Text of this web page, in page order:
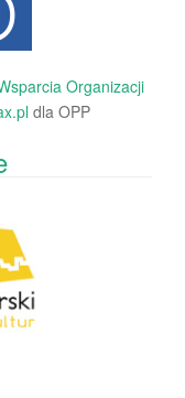
Organizacji
dla OPP